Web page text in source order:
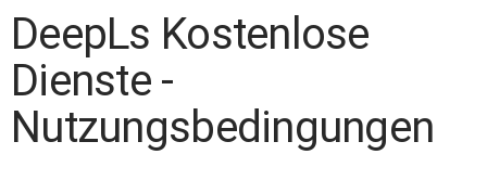
Aufbau der Übersetzungsqualitätsbewertung bei DeepL
Von hochwertiger Textübersetzung zur Echtzeit-
Building an instantly accessible voice demo with DeepL
DeepLs Kostenlose
Dienste -
Nutzungsbedingungen